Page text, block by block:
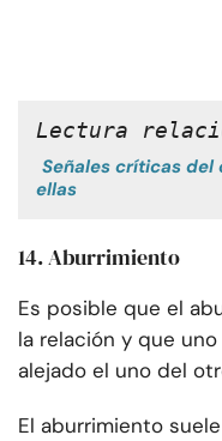
Lectura
Señales críticas del
ellas
14. Aburrimiento
Es posible que el
la relación y que
alejado el uno del
El aburrimiento